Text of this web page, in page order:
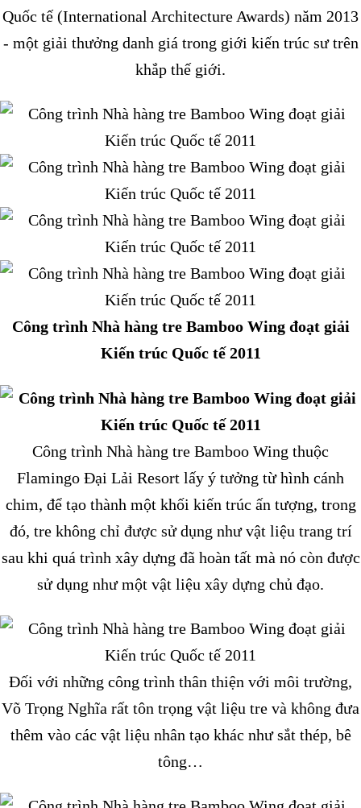
Quốc tế (International Architecture Awards) năm 2013
- một giải thưởng danh giá trong giới kiến trúc sư trên
khắp thế giới.
Công trình Nhà hàng tre Bamboo Wing đoạt giải
Kiến trúc Quốc tế 2011
Công trình Nhà hàng tre Bamboo Wing thuộc
Flamingo Đại Lải Resort lấy ý tưởng từ hình cánh
chim, để tạo thành một khối kiến trúc ấn tượng, trong
đó, tre không chỉ được sử dụng như vật liệu trang trí
sau khi quá trình xây dựng đã hoàn tất mà nó còn được
sử dụng như một vật liệu xây dựng chủ đạo.
Đối với những công trình thân thiện với môi trường,
Võ Trọng Nghĩa rất tôn trọng vật liệu tre và không đưa
thêm vào các vật liệu nhân tạo khác như sắt thép, bê
tông…